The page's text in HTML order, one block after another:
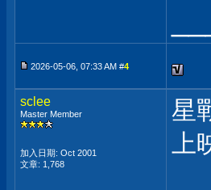
2026-05-06, 07:33 AM #4
sclee
Master Member
加入日期: Oct 2001
文章: 1,768
星